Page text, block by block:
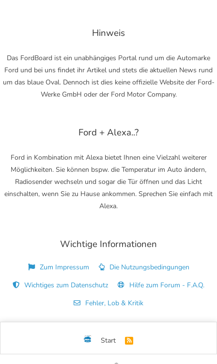
Hinweis
Das FordBoard ist ein unabhängiges Portal rund um die Automarke
Ford und bei uns findet ihr Artikel und stets die aktuellen News rund
um das blaue Oval. Dennoch ist dies keine offizielle Website der Ford-
Werke GmbH oder der Ford Motor Company.
Ford + Alexa..?
Ford in Kombination mit Alexa bietet Ihnen eine Vielzahl weiterer
Möglichkeiten. Sie können bspw. die Temperatur im Auto ändern,
Radiosender wechseln und sogar die Tür öffnen und das Licht
einschalten, wenn Sie zu Hause ankommen. Sprechen Sie einfach mit
Alexa.
Wichtige Informationen
Zum Impressum
Die Nutzungsbedingungen
Wichtiges zum Datenschutz
Hilfe zum Forum - F.A.Q.
Fehler, Lob & Kritik
Start
R
S